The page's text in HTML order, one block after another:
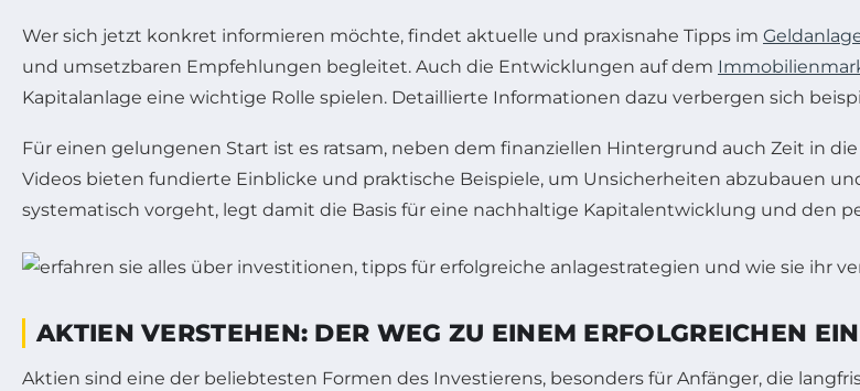
Wer sich jetzt konkret informieren möchte, findet aktuelle und praxisnahe Tipps im
und umsetzbaren Empfehlungen begleitet. Auch die Entwicklungen auf dem
Kapitalanlage eine wichtige Rolle spielen. Detaillierte Informationen dazu verbergen sich
Für einen gelungenen Start ist es ratsam, neben dem finanziellen Hintergrund auch Zeit in
Videos bieten fundierte Einblicke und praktische Beispiele, um Unsicherheiten abzubauen
systematisch vorgeht, legt damit die Basis für eine nachhaltige Kapitalentwicklung und den
AKTIEN VERSTEHEN: DER WEG ZU EINEM ERFOLGREICHEN
Aktien sind eine der beliebtesten Formen des Investierens, besonders für Anfänger, die